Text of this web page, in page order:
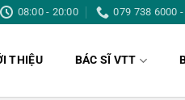
08:00 - 20:00 079 738 6000
THIỆU BÁC SĨ VTT